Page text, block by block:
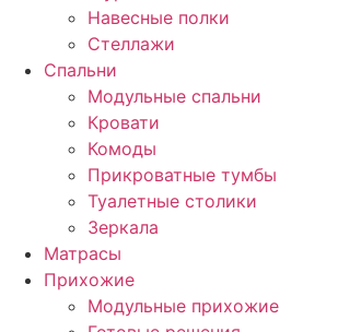
Навесные полки
Стеллажи
Спальни
Модульные спальни
Кровати
Комоды
Прикроватные тумбы
Туалетные столики
Зеркала
Матрасы
Прихожие
Модульные прихожие